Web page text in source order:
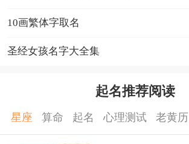
10画繁体字取名
圣经女孩名字大全集
起名推荐阅读
星座 算命 起名 心理测试 老黄历